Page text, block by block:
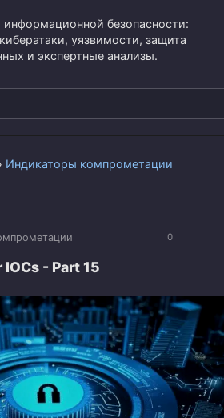
информационной безопасности:
уязвимости, защита
и экспертные анализы.
Индикаторы компрометации
0
- Part 15